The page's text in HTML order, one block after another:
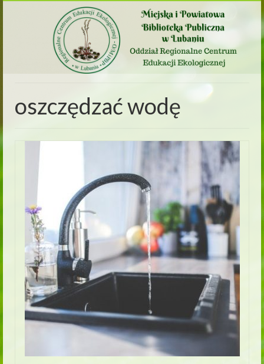
oszczędzać wodę